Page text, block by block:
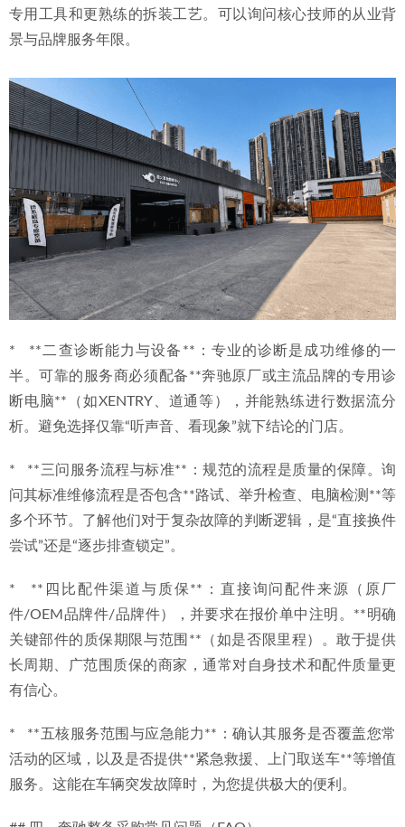
专用工具和更熟练的拆装工艺。可以询问核心技师的从业背
景与品牌服务年限。
*   **二查诊断能力与设备**：专业的诊断是成功维修的一
半。可靠的服务商必须配备**奔驰原厂或主流品牌的专用诊
断电脑**（如XENTRY、道通等），并能熟练进行数据流分
析。避免选择仅靠“听声音、看现象”就下结论的门店。
*   **三问服务流程与标准**：规范的流程是质量的保障。询
问其标准维修流程是否包含**路试、举升检查、电脑检测**等
多个环节。了解他们对于复杂故障的判断逻辑，是“直接换件
尝试”还是“逐步排查锁定”。
*   **四比配件渠道与质保**：直接询问配件来源（原厂
件/OEM品牌件/品牌件），并要求在报价单中注明。**明确
关键部件的质保期限与范围**（如是否限里程）。敢于提供
长周期、广范围质保的商家，通常对自身技术和配件质量更
有信心。
*   **五核服务范围与应急能力**：确认其服务是否覆盖您常
活动的区域，以及是否提供**紧急救援、上门取送车**等增值
服务。这能在车辆突发故障时，为您提供极大的便利。